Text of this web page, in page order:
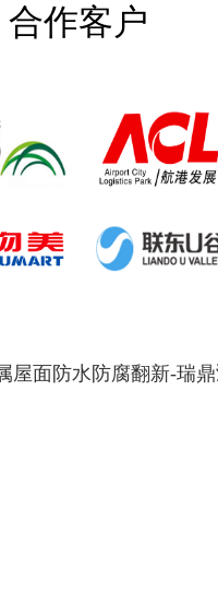
合作客户
屋面防水防腐翻新-瑞